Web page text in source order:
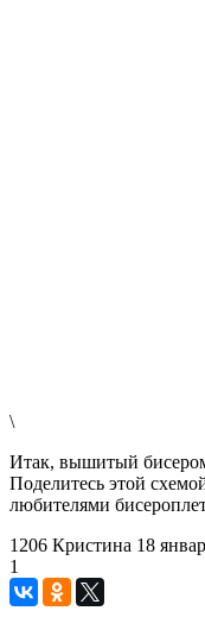
\
Итак, вышитый
Поделитесь этой
любителями
1206 Кристина 18
1